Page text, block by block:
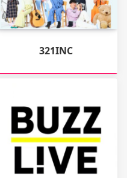
321INC